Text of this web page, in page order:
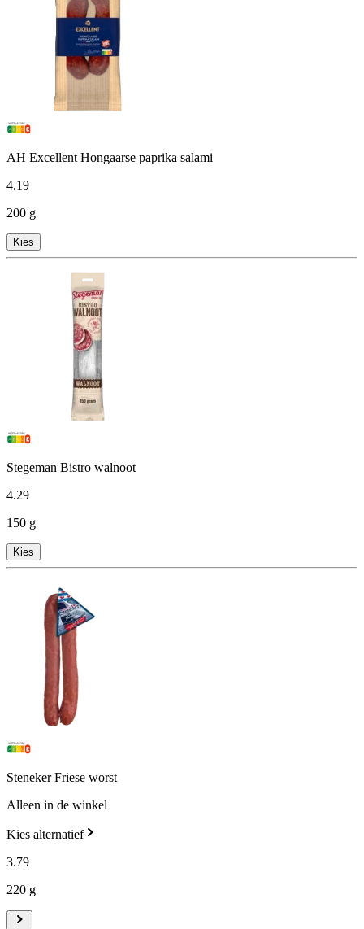
AH Excellent Hongaarse paprika salami
4.19
200 g
Kies
Stegeman Bistro walnoot
4.29
150 g
Kies
Steneker Friese worst
Alleen in de winkel
Kies alternatief
3.79
220 g